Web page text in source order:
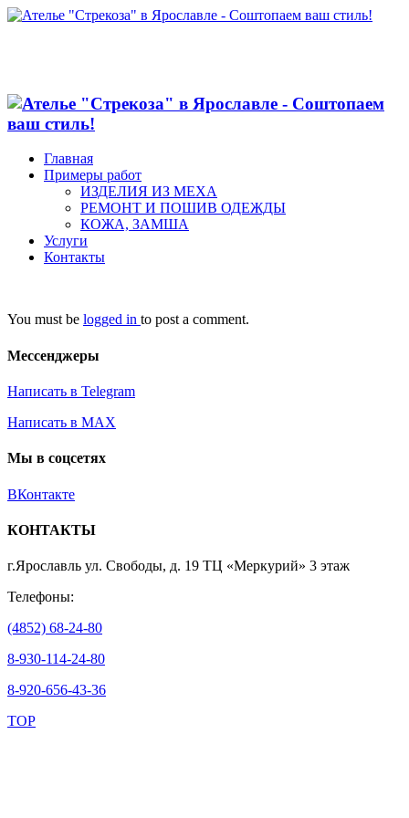
Главная
Примеры работ
ИЗДЕЛИЯ ИЗ МЕХА
РЕМОНТ И ПОШИВ ОДЕЖДЫ
КОЖА, ЗАМША
Услуги
Контакты
You must be logged in to post a comment.
Мессенджеры
Написать в Telegram
Написать в MAX
Мы в соцсетях
ВКонтакте
КОНТАКТЫ
г.Ярославль ул. Свободы, д. 19 ТЦ «Меркурий» 3 этаж
Телефоны:
(4852) 68-24-80
8-930-114-24-80
8-920-656-43-36
TOP